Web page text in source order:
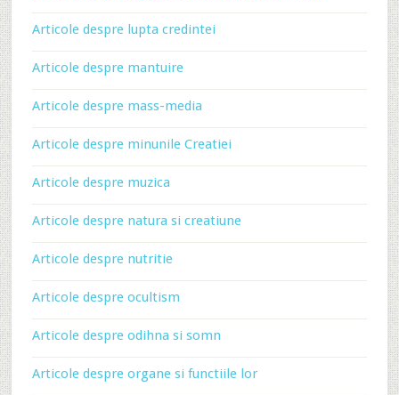
Articole despre lupta credintei
Articole despre mantuire
Articole despre mass-media
Articole despre minunile Creatiei
Articole despre muzica
Articole despre natura si creatiune
Articole despre nutritie
Articole despre ocultism
Articole despre odihna si somn
Articole despre organe si functiile lor